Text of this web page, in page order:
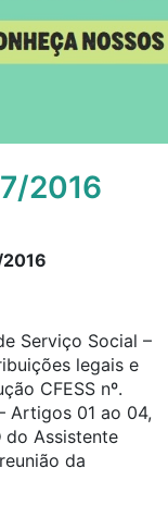
2016
2016
Serviço Social –
legais e
CFESS nº.
Artigos 01 ao 04,
do Assistente
da